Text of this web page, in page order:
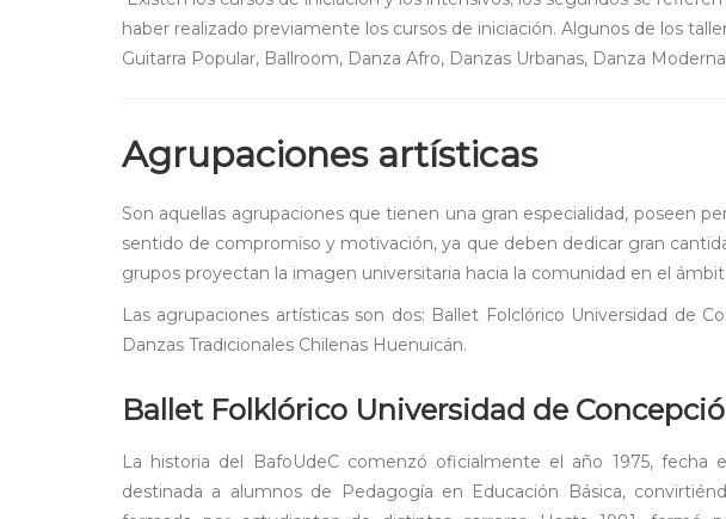
haber realizado previamente los cursos de iniciación. Algunos de los
Guitarra Popular, Ballroom, Danza Afro, Danzas Urbanas, Danza
Agrupaciones artísticas
Son aquellas agrupaciones que tienen una gran especialidad, poseen
sentido de compromiso y motivación, ya que deben dedicar gran
grupos proyectan la imagen universitaria hacia la comunidad en el
Las agrupaciones artísticas son dos: Ballet Folclórico Universidad de
Danzas Tradicionales Chilenas Huenuicán.
Ballet Folklórico Universidad de
La historia del BafoUdeC comenzó oficialmente el año 1975, fecha
destinada a alumnos de Pedagogía en Educación Básica,